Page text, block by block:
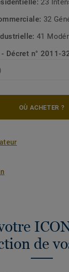
23
32
41
- Décret n° 2011-
OÙ ACHETER ?
de